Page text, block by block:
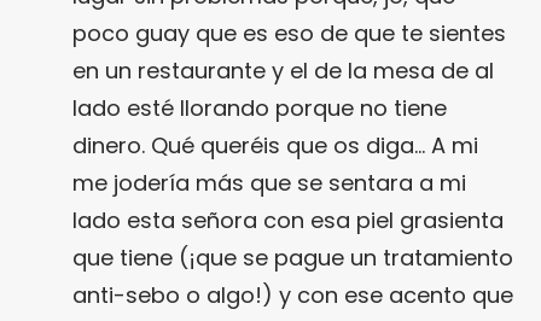
poco guay que es eso de que te sientes
en un restaurante y el de la mesa de al
lado esté llorando porque no tiene
dinero. Qué queréis que os diga… A mi
me jodería más que se sentara a mi
lado esta señora con esa piel grasienta
que tiene (¡que se pague un tratamiento
anti-sebo o algo!) y con ese acento que